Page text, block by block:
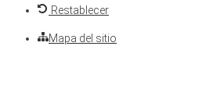
Restablecer
Mapa del sitio